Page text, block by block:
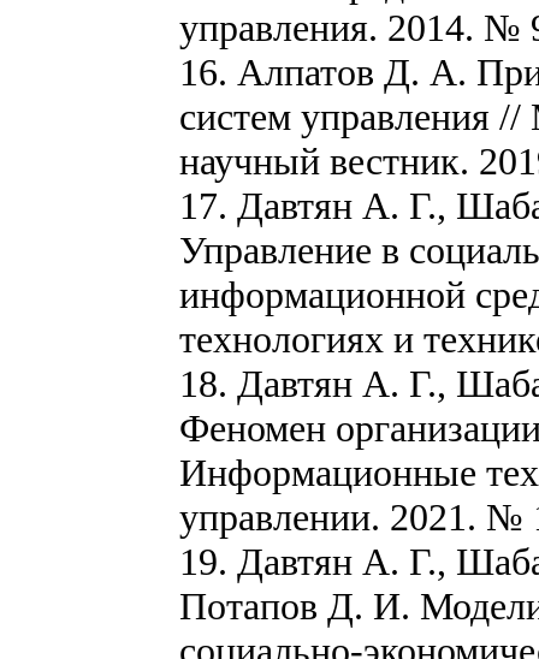
управления. 2014. №
16. Алпатов Д. А.
систем управления
научный вестник.
17. Давтян А. Г.,
Управление в
информационной
технологиях и
18. Давтян А. Г.,
Феномен
Информационные
управлении. 2021. №
19. Давтян А. Г.,
Потапов Д. И.